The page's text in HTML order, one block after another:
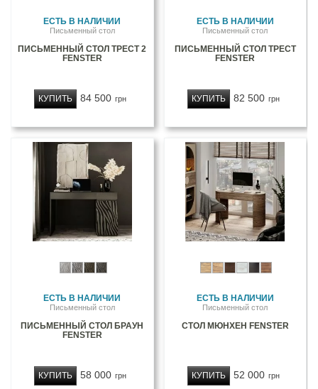
ЕСТЬ В НАЛИЧИИ
Письменный стол
ПИСЬМЕННЫЙ СТОЛ ТРЕСТ 2
FENSTER
84 500 грн
КУПИТЬ
ЕСТЬ В НАЛИЧИИ
Письменный стол
ПИСЬМЕННЫЙ СТОЛ ТРЕСТ
FENSTER
82 500 грн
КУПИТЬ
ЕСТЬ В НАЛИЧИИ
Письменный стол
ПИСЬМЕННЫЙ СТОЛ БРАУН
FENSTER
58 000 грн
КУПИТЬ
ЕСТЬ В НАЛИЧИИ
Письменный стол
СТОЛ МЮНХЕН FENSTER
52 000 грн
КУПИТЬ